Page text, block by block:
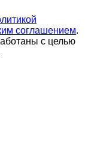
соглашением.
с целью